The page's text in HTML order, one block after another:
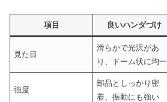
項目 良いハンダづけ
見た目
滑らかで光沢があ
り、ドーム状に均一
強度
部品としっかり密
着、振動にも強い